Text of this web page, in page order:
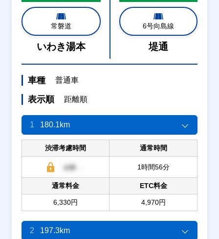
常磐道
いわき湯本
6号向島線
堤通
車種 普通車
表示順 距離順
1 180.1km
渋滞考慮時間 通常時間
1時間56分
通常料金
6,330円
ETC料金
4,970円
2 197.3km